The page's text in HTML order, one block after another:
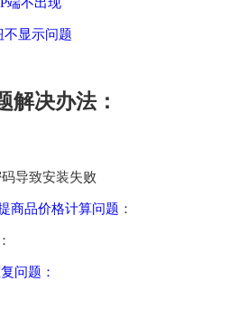
不显示问题
解决办法：
导致安装失败
商品价格计算问题 ：
：
问题：